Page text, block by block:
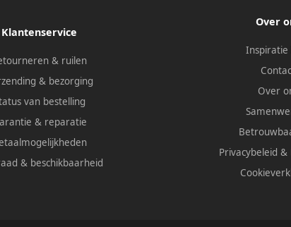
Klantenservice
& ruilen
& bezorging
van bestelling
& reparatie
& beschikbaarheid
Over
Inspiratie
Over
Privacybeleid &